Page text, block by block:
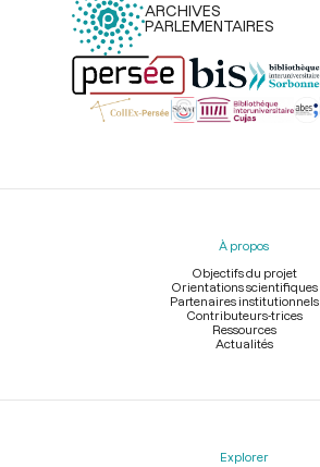
ARCHIVES
PARLEMENTAIRES
Menu
À propos
Objectifs du projet
Orientations scientifiques
Partenaires institutionnels
Contributeurs-trices
Ressources
Actualités
Explorer